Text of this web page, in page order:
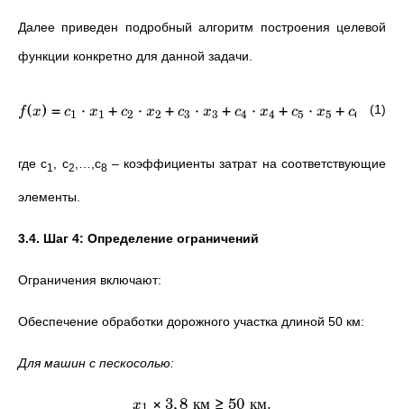
Далее приведен подробный алгоритм построения целевой
функции конкретно для данной задачи.
f(x) = c1 ⋅ x1 + c2 ⋅ x2 + c3 ⋅ x3 + c4 ⋅ x4 + c5 ⋅ x5 + c6 x6
(1)
где c1 , c2 ,…,c8 – коэффициенты затрат на соответствующие
элементы.
3.4. Шаг 4: Определение ограничений
Ограничения включают:
Обеспечение обработки дорожного участка длиной 50 км:
Для машин с пескосолью:
x × 3,8 км ≥ 50 км.